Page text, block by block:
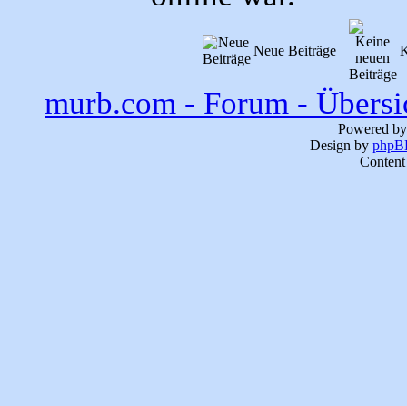
Neue Beiträge
murb.com - Forum -
Powered
Design by